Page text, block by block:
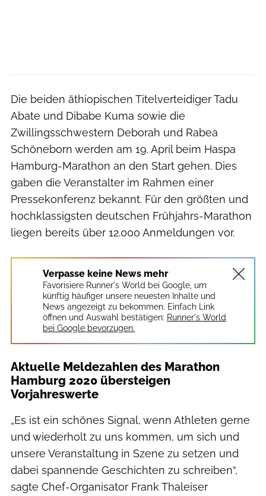
Die beiden äthiopischen Titelverteidiger Tadu
Abate und Dibabe Kuma sowie die
Zwillingsschwestern Deborah und Rabea
Schöneborn werden am 19. April beim Haspa
Hamburg-Marathon an den Start gehen. Dies
gaben die Veranstalter im Rahmen einer
Pressekonferenz bekannt. Für den größten und
hochklassigsten deutschen Frühjahrs-Marathon
liegen bereits über 12.000 Anmeldungen vor.
Verpasse keine News mehr
Favorisiere Runner's World bei Google, um
künftig häufiger unsere neuesten Inhalte und
News angezeigt zu bekommen. Einfach Link
öffnen und Auswahl bestätigen: Runner's World
bei Google bevorzugen.
Aktuelle Meldezahlen des Marathon
Hamburg 2020 übersteigen
Vorjahreswerte
„Es ist ein schönes Signal, wenn Athleten gerne
und wiederholt zu uns kommen, um sich und
unsere Veranstaltung in Szene zu setzen und
dabei spannende Geschichten zu schreiben“,
sagte Chef-Organisator Frank Thaleiser